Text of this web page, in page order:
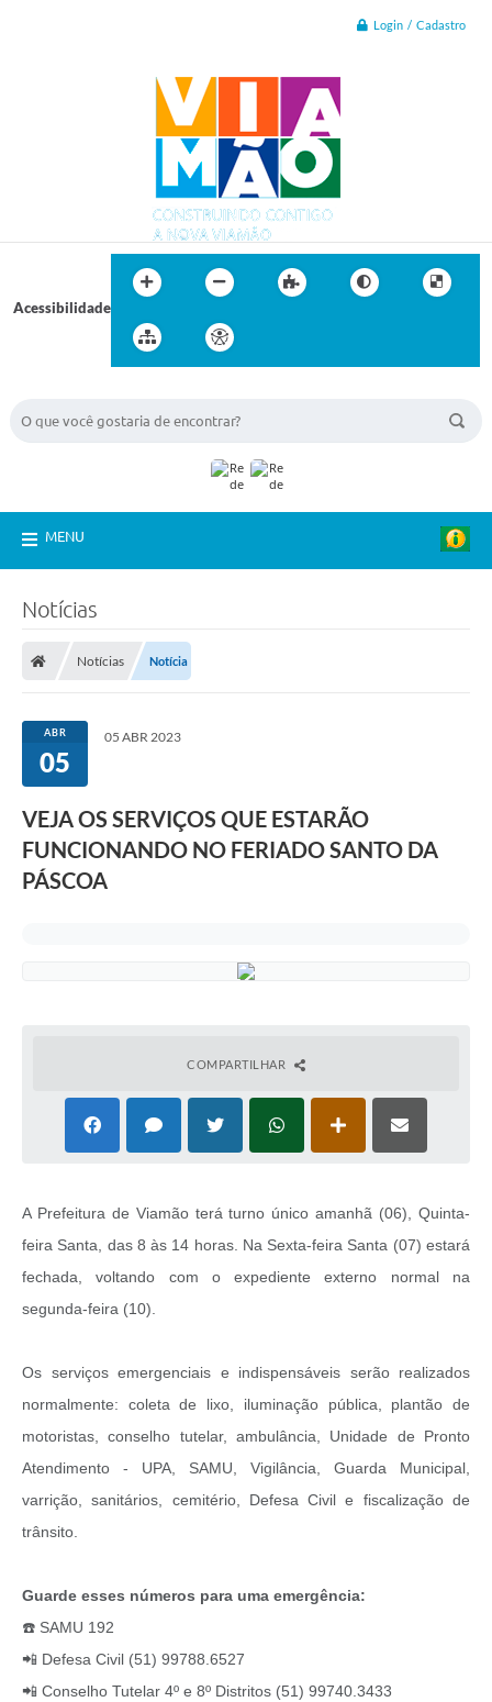
Login / Cadastro
Acessibilidade
MENU
Notícias
Notícias Notícia
ABR
05
05 ABR 2023
VEJA OS SERVIÇOS QUE ESTARÃO
FUNCIONANDO NO FERIADO SANTO DA
PÁSCOA
COMPARTILHAR
A Prefeitura de Viamão terá turno único amanhã (06), Quinta-
feira Santa, das 8 às 14 horas. Na Sexta-feira Santa (07) estará
fechada, voltando com o expediente externo normal na
segunda-feira (10).
Os serviços emergenciais e indispensáveis serão realizados
normalmente: coleta de lixo, iluminação pública, plantão de
motoristas, conselho tutelar, ambulância, Unidade de Pronto
Atendimento - UPA, SAMU, Vigilância, Guarda Municipal,
varrição, sanitários, cemitério, Defesa Civil e fiscalização de
trânsito.
Guarde esses números para uma emergência:
☎️ SAMU 192
📲 Defesa Civil (51) 99788.6527
📲 Conselho Tutelar 4º e 8º Distritos (51) 99740.3433